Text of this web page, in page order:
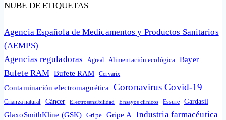
NUBE DE ETIQUETAS
Agencia Española de Medicamentos y Productos Sanitarios
(AEMPS)
Agencias reguladoras
Agreal Alimentación ecológica Bayer
Bufete RAM Bufete RAM Cervarix
Contaminación electromagnética Coronavirus Covid-19
Crianza natural Cáncer Electrosensibilidad Ensayos clínicos Essure Gardasil
GlaxoSmithKline (GSK) Gripe Gripe A Industria farmacéutica